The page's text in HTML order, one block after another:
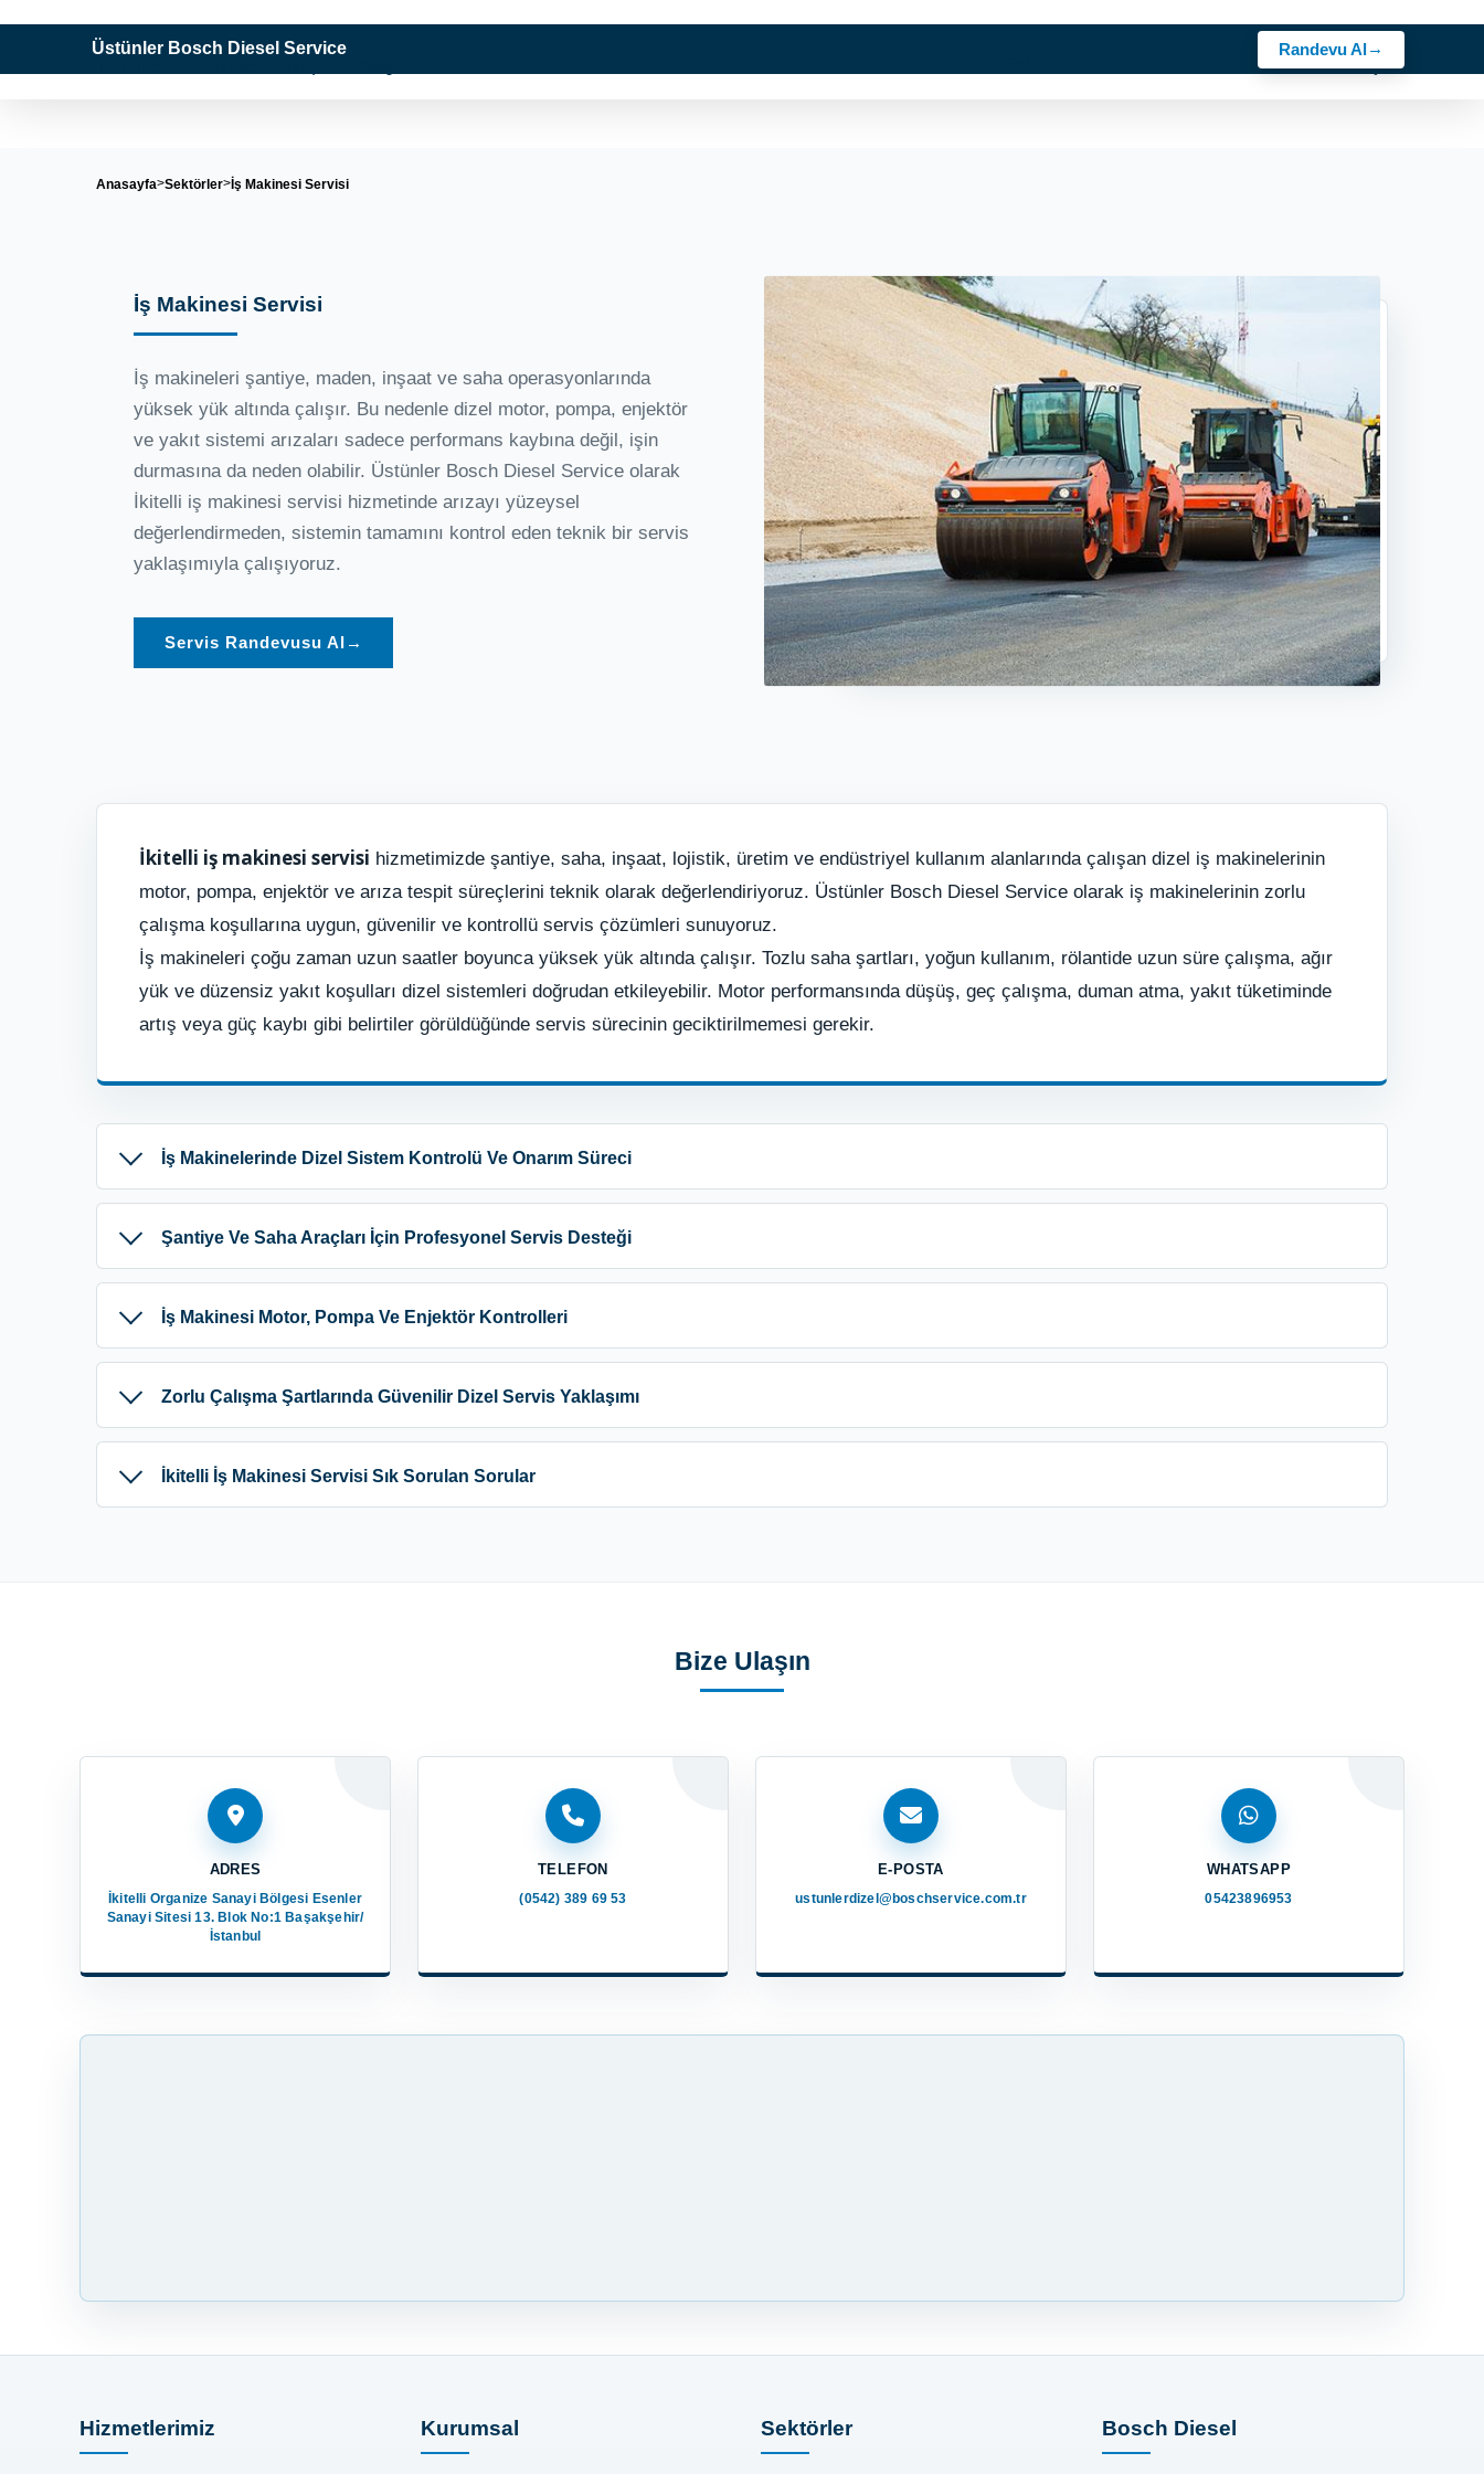
Randevu Al
Üstünler Bosch Diesel Service
Bosch Ürünler Kariyer İletişim
Anasayfa Sektörler İş Makinesi Servisi
İş Makinesi Servisi
İş makineleri şantiye, maden, inşaat ve saha operasyonlarında
yüksek yük altında çalışır. Bu nedenle dizel motor, pompa, enjektör
ve yakıt sistemi arızaları sadece performans kaybına değil, işin
durmasına da neden olabilir. Üstünler Bosch Diesel Service olarak
İkitelli iş makinesi servisi hizmetinde arızayı yüzeysel
değerlendirmeden, sistemin tamamını kontrol eden teknik bir servis
yaklaşımıyla çalışıyoruz.
Servis Randevusu Al →
İkitelli iş makinesi servisi hizmetimizde şantiye, saha, inşaat, lojistik, üretim ve endüstriyel kullanım alanlarında çalışan dizel iş makinelerinin
motor, pompa, enjektör ve arıza tespit süreçlerini teknik olarak değerlendiriyoruz. Üstünler Bosch Diesel Service olarak iş makinelerinin zorlu
çalışma koşullarına uygun, güvenilir ve kontrollü servis çözümleri sunuyoruz.
İş makineleri çoğu zaman uzun saatler boyunca yüksek yük altında çalışır. Tozlu saha şartları, yoğun kullanım, rölantide uzun süre çalışma, ağır
yük ve düzensiz yakıt koşulları dizel sistemleri doğrudan etkileyebilir. Motor performansında düşüş, geç çalışma, duman atma, yakıt tüketiminde
artış veya güç kaybı gibi belirtiler görüldüğünde servis sürecinin geciktirilmemesi gerekir.
İş Makinelerinde Dizel Sistem Kontrolü Ve Onarım Süreci
Şantiye Ve Saha Araçları İçin Profesyonel Servis Desteği
İş Makinesi Motor, Pompa Ve Enjektör Kontrolleri
Zorlu Çalışma Şartlarında Güvenilir Dizel Servis Yaklaşımı
İkitelli İş Makinesi Servisi Sık Sorulan Sorular
Bize Ulaşın
ADRES
İkitelli Organize Sanayi Bölgesi Esenler
Sanayi Sitesi 13. Blok No:1 Başakşehir/
İstanbul
TELEFON
(0542) 389 69 53
E-POSTA
ustunlerdizel@boschservice.com.tr
WHATSAPP
05423896953
Hizmetlerimiz Kurumsal Sektörler Bosch Diesel